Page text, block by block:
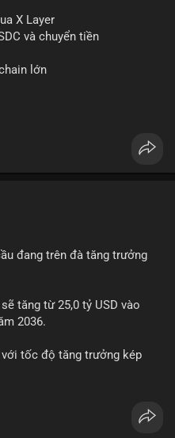
X Layer
và chuyển tiền
lớn
đang trên đà tăng trưởng
tăng từ 25,0 tỷ USD vào
2036.
tốc độ tăng trưởng kép
dựng và hạ tầng.